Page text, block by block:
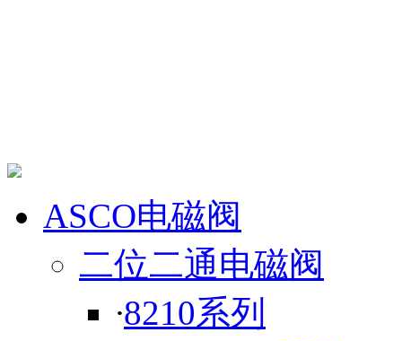
ASCO电磁阀
二位二通电磁阀
·8210系列